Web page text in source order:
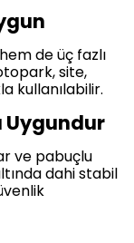
de üç fazlı
site,
kullanılabilir.
Uygundur
ve pabuçlu
dahi stabil